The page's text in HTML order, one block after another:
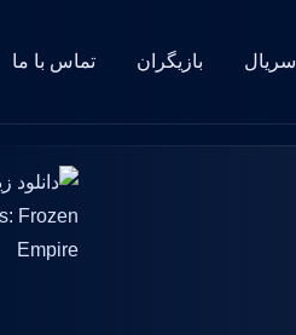
سریال بازیگران تماس با ما